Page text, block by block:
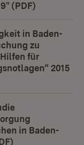
(PDF)
in Baden-
zu
für
2015
in Baden-